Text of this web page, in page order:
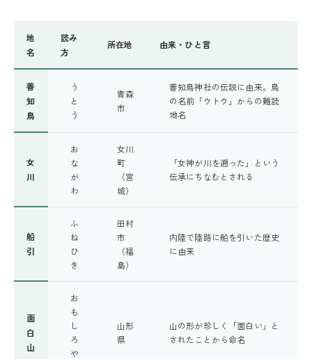
地
名
読み
方
所在地 由来・ひと言
善
知
鳥
う
と
う
青森
市
善知鳥神社の伝説に由来。鳥
の名前「ウトウ」からの難読
地名
女
川
お
な
が
わ
女川
町
（宮
城）
「女神が川を遡った」という
伝承にちなむとされる
船
引
ふ
ね
ひ
き
田村
市
（福
島）
内陸で陸路に船を引いた歴史
に由来
面
白
山
お
も
し
ろ
や
山形
県
山の形が珍しく「面白い」と
されたことから命名